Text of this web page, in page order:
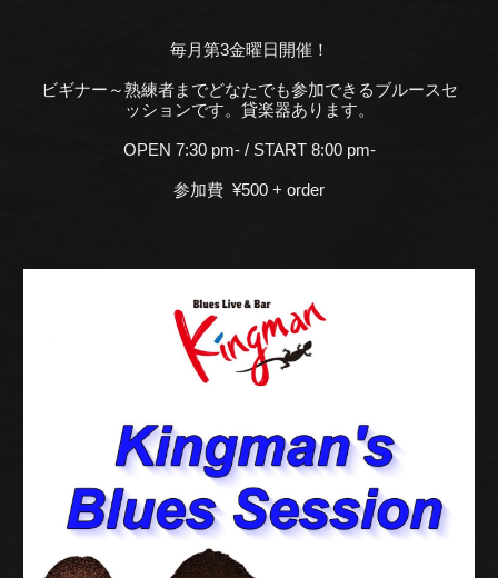
毎月第3金曜日開催！
ビギナー～熟練者までどなたでも参加できるブルースセ
ッションです。貸楽器あります。
OPEN 7:30 pm- / START 8:00 pm-
参加費 ¥500 + order